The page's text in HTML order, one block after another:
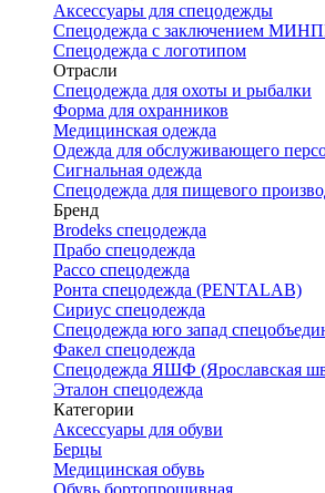
Аксессуары для спецодежды
Спецодежда с заключением
Спецодежда с логотипом
Отрасли
Спецодежда для охоты и рыбалки
Форма для охранников
Медицинская одежда
Одежда для обслуживающего
Сигнальная одежда
Спецодежда для пищевого
Бренд
Brodeks спецодежда
Прабо спецодежда
Рассо спецодежда
Ронта спецодежда (PENTALAB)
Сириус спецодежда
Спецодежда юго запад
Факел спецодежда
Спецодежда ЯШФ (Ярославская
Эталон спецодежда
Категории
Аксессуары для обуви
Берцы
Медицинская обувь
Обувь бортопрошивная